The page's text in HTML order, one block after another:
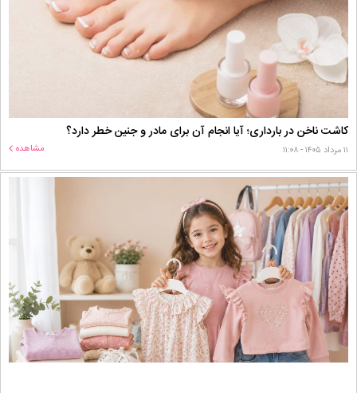
کاشت ناخن در بارداری؛ آیا انجام آن برای مادر و جنین خطر دارد؟
۱۱ مرداد ۱۴۰۵ - ۱۱:۰۸ مشاهده